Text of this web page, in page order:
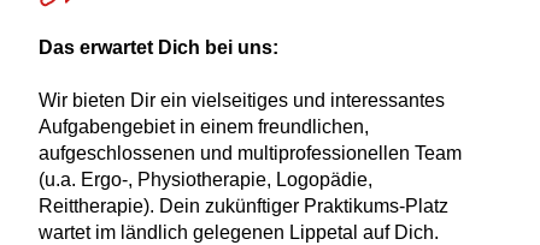
Das erwartet Dich bei uns:
Wir bieten Dir ein vielseitiges und interessantes
Aufgabengebiet in einem freundlichen,
aufgeschlossenen und multiprofessionellen Team
(u.a. Ergo-, Physiotherapie, Logopädie,
Reittherapie). Dein zukünftiger Praktikums-Platz
wartet im ländlich gelegenen Lippetal auf Dich.